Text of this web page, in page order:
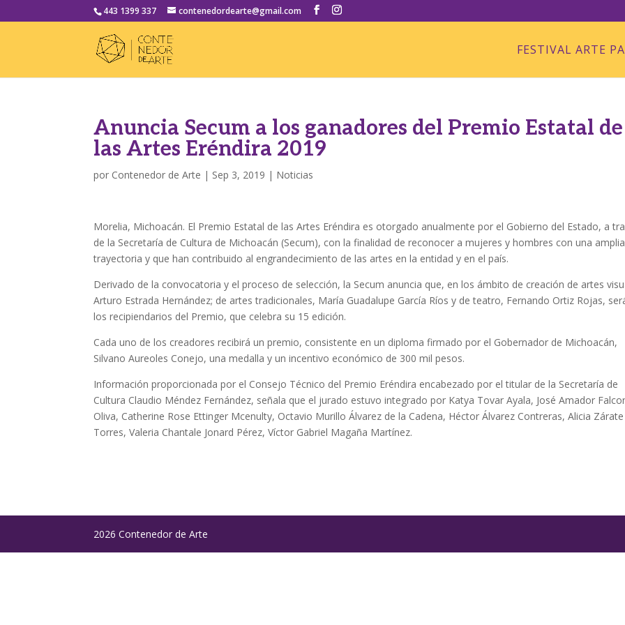
443 1399 337 contenedordearte@gmail.com
FESTIVAL ARTE
Anuncia Secum a los ganadores del Premio Estatal de
las Artes Eréndira 2019
por Contenedor de Arte | Sep 3, 2019 | Noticias
Morelia, Michoacán. El Premio Estatal de las Artes Eréndira es otorgado anualmente por el Gobierno del Estado, a
de la Secretaría de Cultura de Michoacán (Secum), con la finalidad de reconocer a mujeres y hombres con una amplia
trayectoria y que han contribuido al engrandecimiento de las artes en la entidad y en el país.
Derivado de la convocatoria y el proceso de selección, la Secum anuncia que, en los ámbito de creación de artes
Arturo Estrada Hernández; de artes tradicionales, María Guadalupe García Ríos y de teatro, Fernando Ortiz Rojas,
los recipiendarios del Premio, que celebra su 15 edición.
Cada uno de los creadores recibirá un premio, consistente en un diploma firmado por el Gobernador de Michoacán,
Silvano Aureoles Conejo, una medalla y un incentivo económico de 300 mil pesos.
Información proporcionada por el Consejo Técnico del Premio Eréndira encabezado por el titular de la Secretaría de
Cultura Claudio Méndez Fernández, señala que el jurado estuvo integrado por Katya Tovar Ayala, José Amador
Oliva, Catherine Rose Ettinger Mcenulty, Octavio Murillo Álvarez de la Cadena, Héctor Álvarez Contreras, Alicia Zárate
Torres, Valeria Chantale Jonard Pérez, Víctor Gabriel Magaña Martínez.
2026 Contenedor de Arte